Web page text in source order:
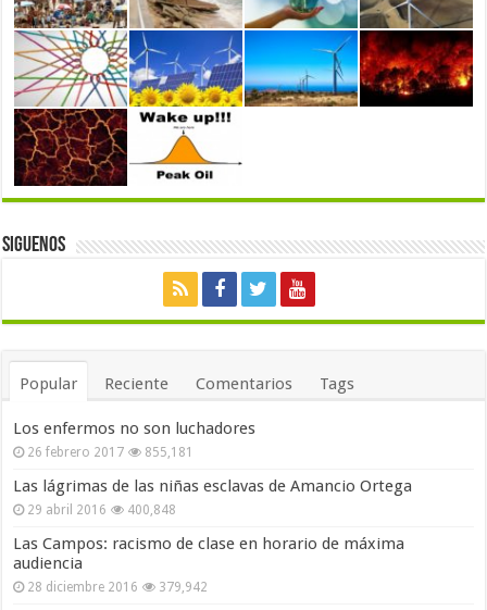
Siguenos
Popular Reciente Comentarios Tags
Los enfermos no son luchadores
26 febrero 2017 855,181
Las lágrimas de las niñas esclavas de Amancio Ortega
29 abril 2016 400,848
Las Campos: racismo de clase en horario de máxima
audiencia
28 diciembre 2016 379,942